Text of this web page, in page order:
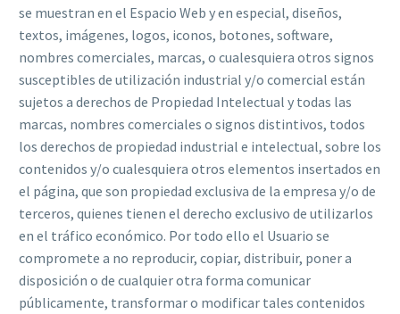
se muestran en el Espacio Web y en especial, diseños,
textos, imágenes, logos, iconos, botones, software,
nombres comerciales, marcas, o cualesquiera otros signos
susceptibles de utilización industrial y/o comercial están
sujetos a derechos de Propiedad Intelectual y todas las
marcas, nombres comerciales o signos distintivos, todos
los derechos de propiedad industrial e intelectual, sobre los
contenidos y/o cualesquiera otros elementos insertados en
el página, que son propiedad exclusiva de la empresa y/o de
terceros, quienes tienen el derecho exclusivo de utilizarlos
en el tráfico económico. Por todo ello el Usuario se
compromete a no reproducir, copiar, distribuir, poner a
disposición o de cualquier otra forma comunicar
públicamente, transformar o modificar tales contenidos